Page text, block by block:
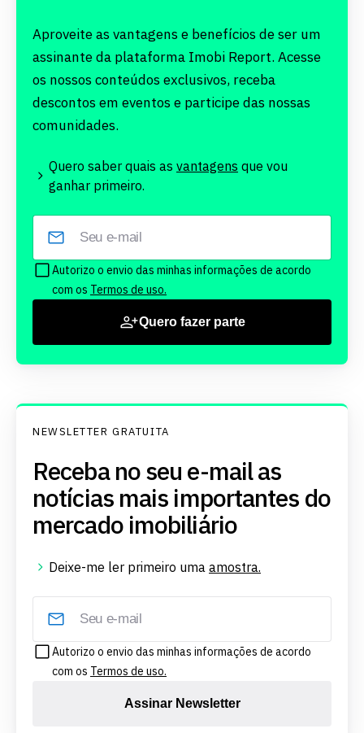
Aproveite as vantagens e benefícios de ser um
assinante da plataforma Imobi Report. Acesse
os nossos conteúdos exclusivos, receba
descontos em eventos e participe das nossas
comunidades.
Quero saber quais as vantagens que vou
ganhar primeiro.
Autorizo o envio das minhas informações de acordo
com os Termos de uso.
Quero fazer parte
NEWSLETTER GRATUITA
Receba no seu e-mail as
notícias mais importantes do
mercado imobiliário
Deixe-me ler primeiro uma amostra.
Autorizo o envio das minhas informações de acordo
com os Termos de uso.
Assinar Newsletter